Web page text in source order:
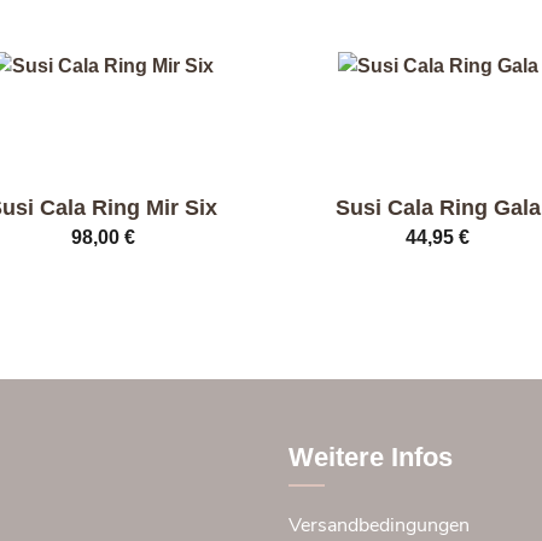
Cala Ring Mir Six
98,00 €
Susi Cala Ring Gala
44,95€
Varianten
Optionen
auf
Weitere Infos
Versandbedingungen